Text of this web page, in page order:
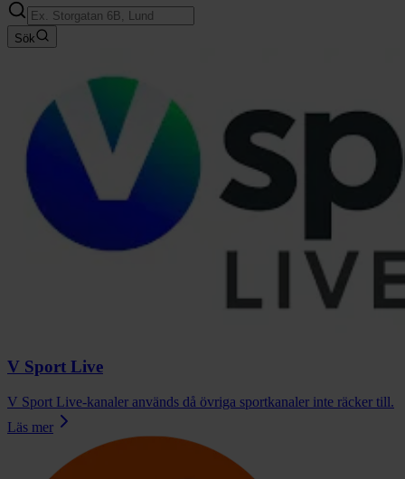
Sök
V Sport Live
V Sport Live-kanaler används då övriga sportkanaler inte räcker till.
Läs mer